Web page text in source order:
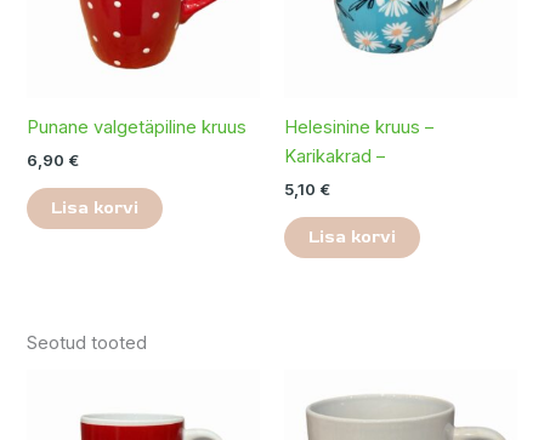
Punane valgetäpiline kruus
6,90 €
Lisa korvi
Helesinine kruus –
Karikakrad –
5,10 €
Lisa korvi
Seotud tooted
tootel